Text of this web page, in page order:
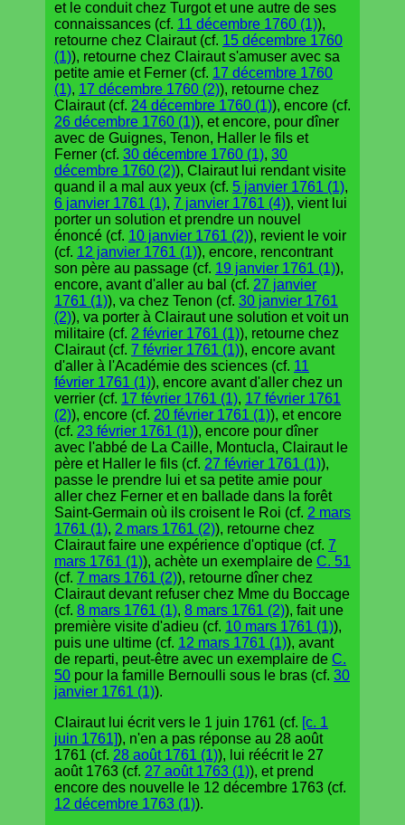
et le conduit chez Turgot et une autre de ses
connaissances (cf. 11 décembre 1760 (1)),
retourne chez Clairaut (cf. 15 décembre 1760
(1)), retourne chez Clairaut s'amuser avec sa
petite amie et Ferner (cf. 17 décembre 1760
(1), 17 décembre 1760 (2)), retourne chez
Clairaut (cf. 24 décembre 1760 (1)), encore (cf.
26 décembre 1760 (1)), et encore, pour dîner
avec de Guignes, Tenon, Haller le fils et
Ferner (cf. 30 décembre 1760 (1), 30
décembre 1760 (2)), Clairaut lui rendant visite
quand il a mal aux yeux (cf. 5 janvier 1761 (1),
6 janvier 1761 (1), 7 janvier 1761 (4)), vient lui
porter un solution et prendre un nouvel
énoncé (cf. 10 janvier 1761 (2)), revient le voir
(cf. 12 janvier 1761 (1)), encore, rencontrant
son père au passage (cf. 19 janvier 1761 (1)),
encore, avant d'aller au bal (cf. 27 janvier
1761 (1)), va chez Tenon (cf. 30 janvier 1761
(2)), va porter à Clairaut une solution et voit un
militaire (cf. 2 février 1761 (1)), retourne chez
Clairaut (cf. 7 février 1761 (1)), encore avant
d'aller à l'Académie des sciences (cf. 11
février 1761 (1)), encore avant d'aller chez un
verrier (cf. 17 février 1761 (1), 17 février 1761
(2)), encore (cf. 20 février 1761 (1)), et encore
(cf. 23 février 1761 (1)), encore pour dîner
avec l'abbé de La Caille, Montucla, Clairaut le
père et Haller le fils (cf. 27 février 1761 (1)),
passe le prendre lui et sa petite amie pour
aller chez Ferner et en ballade dans la forêt
Saint-Germain où ils croisent le Roi (cf. 2 mars
1761 (1), 2 mars 1761 (2)), retourne chez
Clairaut faire une expérience d'optique (cf. 7
mars 1761 (1)), achète un exemplaire de C. 51
(cf. 7 mars 1761 (2)), retourne dîner chez
Clairaut devant refuser chez Mme du Boccage
(cf. 8 mars 1761 (1), 8 mars 1761 (2)), fait une
première visite d'adieu (cf. 10 mars 1761 (1)),
puis une ultime (cf. 12 mars 1761 (1)), avant
de reparti, peut-être avec un exemplaire de C.
50 pour la famille Bernoulli sous le bras (cf. 30
janvier 1761 (1)).
Clairaut lui écrit vers le 1 juin 1761 (cf. [c. 1
juin 1761]), n'en a pas réponse au 28 août
1761 (cf. 28 août 1761 (1)), lui réécrit le 27
août 1763 (cf. 27 août 1763 (1)), et prend
encore des nouvelle le 12 décembre 1763 (cf.
12 décembre 1763 (1)).